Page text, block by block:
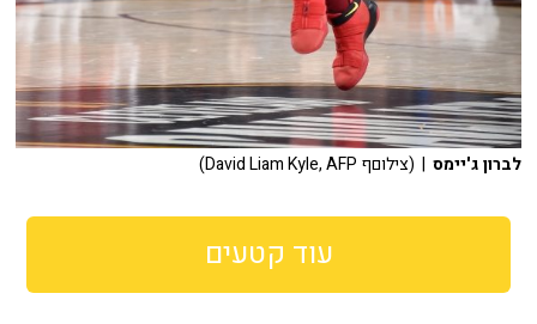
לברון ג'יימס | (צילוםף David Liam Kyle, AFP)
עוד קטעים